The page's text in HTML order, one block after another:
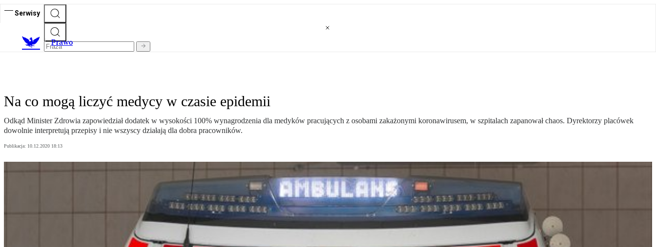
Serwisy
Prawo
Na co mogą liczyć medycy w czasie epidemii
Odkąd Minister Zdrowia zapowiedział dodatek w wysokości 100% wynagrodzenia dla medyków pracujących z osobami zakażonymi koronawirusem, w szpitalach zapanował chaos. Dyrektorzy placówek
dowolnie interpretują przepisy i nie wszyscy działają dla dobra pracowników.
Publikacja: 10.12.2020 18:13